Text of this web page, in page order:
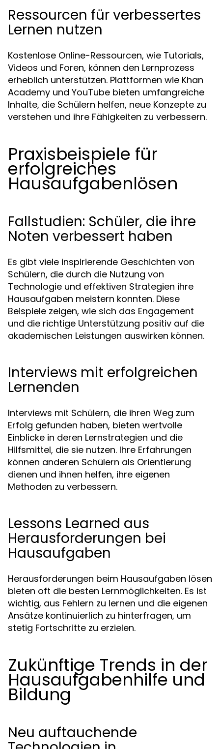
Ressourcen für verbessertes
Lernen nutzen
Kostenlose Online-Ressourcen, wie Tutorials,
Videos und Foren, können den Lernprozess
erheblich unterstützen. Plattformen wie Khan
Academy und YouTube bieten umfangreiche
Inhalte, die Schülern helfen, neue Konzepte zu
verstehen und ihre Fähigkeiten zu verbessern.
Praxisbeispiele für
erfolgreiches
Hausaufgabenlösen
Fallstudien: Schüler, die ihre
Noten verbessert haben
Es gibt viele inspirierende Geschichten von
Schülern, die durch die Nutzung von
Technologie und effektiven Strategien ihre
Hausaufgaben meistern konnten. Diese
Beispiele zeigen, wie sich das Engagement
und die richtige Unterstützung positiv auf die
akademischen Leistungen auswirken können.
Interviews mit erfolgreichen
Lernenden
Interviews mit Schülern, die ihren Weg zum
Erfolg gefunden haben, bieten wertvolle
Einblicke in deren Lernstrategien und die
Hilfsmittel, die sie nutzen. Ihre Erfahrungen
können anderen Schülern als Orientierung
dienen und ihnen helfen, ihre eigenen
Methoden zu verbessern.
Lessons Learned aus
Herausforderungen bei
Hausaufgaben
Herausforderungen beim Hausaufgaben lösen
bieten oft die besten Lernmöglichkeiten. Es ist
wichtig, aus Fehlern zu lernen und die eigenen
Ansätze kontinuierlich zu hinterfragen, um
stetig Fortschritte zu erzielen.
Zukünftige Trends in der
Hausaufgabenhilfe und
Bildung
Neu auftauchende